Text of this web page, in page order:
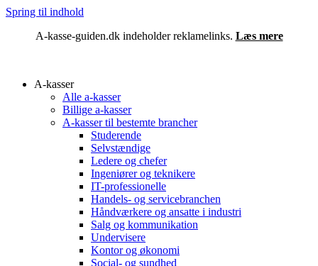
Spring til indhold
A-kasse-guiden.dk indeholder reklamelinks. Læs mere
A-kasser
Alle a-kasser
Billige a-kasser
A-kasser til bestemte brancher
Studerende
Selvstændige
Ledere og chefer
Ingeniører og teknikere
IT-professionelle
Handels- og servicebranchen
Håndværkere og ansatte i industri
Salg og kommunikation
Undervisere
Kontor og økonomi
Social- og sundhed